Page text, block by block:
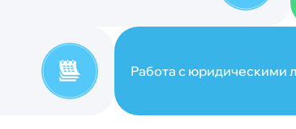
Работа с юридическими